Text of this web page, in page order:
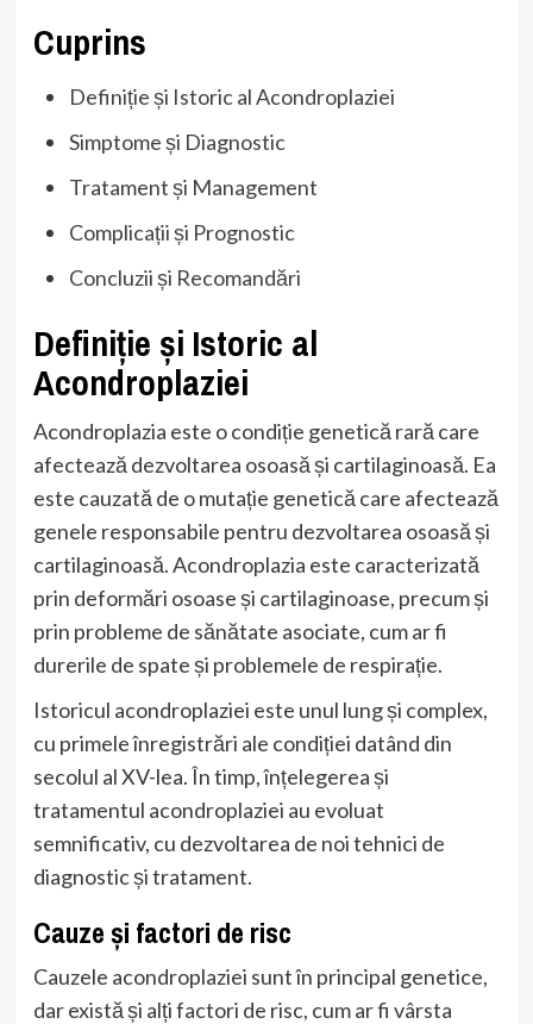
Cuprins
Definiție și Istoric al Acondroplaziei
Simptome și Diagnostic
Tratament și Management
Complicații și Prognostic
Concluzii și Recomandări
Definiție și Istoric al
Acondroplaziei
Acondroplazia este o condiție genetică rară care
afectează dezvoltarea osoasă și cartilaginoasă. Ea
este cauzată de o mutație genetică care afectează
genele responsabile pentru dezvoltarea osoasă și
cartilaginoasă. Acondroplazia este caracterizată
prin deformări osoase și cartilaginoase, precum și
prin probleme de sănătate asociate, cum ar fi
durerile de spate și problemele de respirație.
Istoricul acondroplaziei este unul lung și complex,
cu primele înregistrări ale condiției datând din
secolul al XV-lea. În timp, înțelegerea și
tratamentul acondroplaziei au evoluat
semnificativ, cu dezvoltarea de noi tehnici de
diagnostic și tratament.
Cauze și factori de risc
Cauzele acondroplaziei sunt în principal genetice,
dar există și alți factori de risc, cum ar fi vârsta